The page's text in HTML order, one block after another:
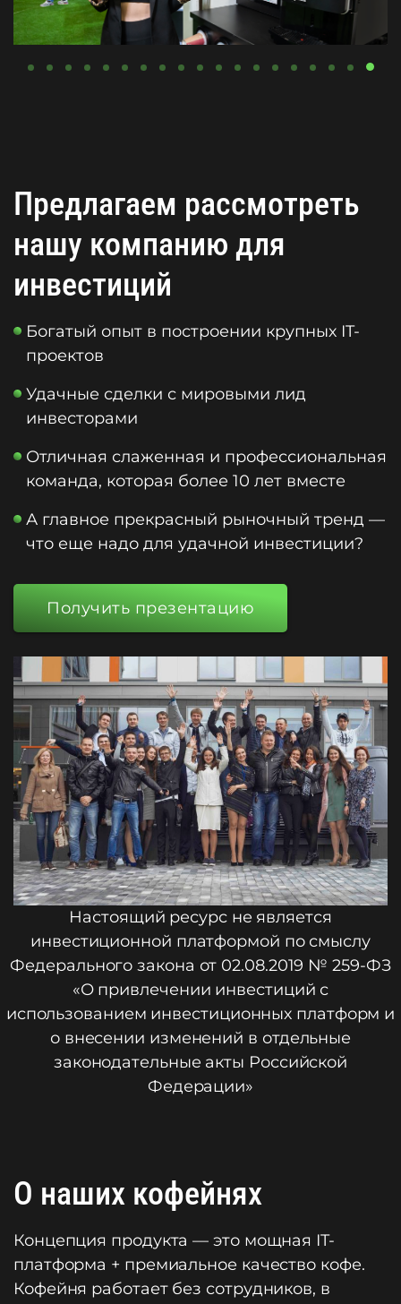
Предлагаем рассмотреть
нашу компанию для
инвестиций
Богатый опыт в построении крупных IT-
проектов
Удачные сделки с мировыми лид
инвесторами
Отличная слаженная и профессиональная
команда, которая более 10 лет вместе
А главное прекрасный рыночный тренд —
что еще надо для удачной инвестиции?
Получить презентацию
Настоящий ресурс не является
инвестиционной платформой по смыслу
Федерального закона от 02.08.2019 № 259-ФЗ
«О привлечении инвестиций с
использованием инвестиционных платформ и
о внесении изменений в отдельные
законодательные акты Российской
Федерации»
О наших кофейнях
Концепция продукта — это мощная IT-
платформа + премиальное качество кофе.
Кофейня работает без сотрудников, в